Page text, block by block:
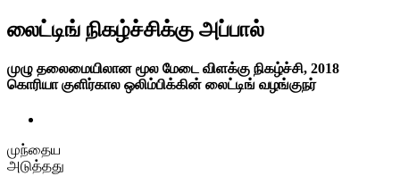
லைட்டிங் நிகழ்ச்சிக்கு அப்பால்
முழு தலைமையிலான மூல மேடை விளக்கு நிகழ்ச்சி, 2018
கொரியா குளிர்கால ஒலிம்பிக்கின் லைட்டிங் வழங்குநர்
முந்தைய
அடுத்தது